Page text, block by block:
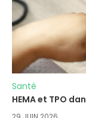
Santé
HEMA et TPO